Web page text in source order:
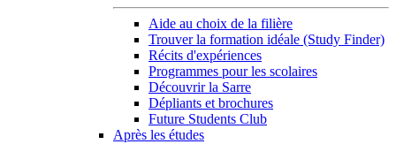
Aide au choix de la filière
Trouver la formation idéale (Study Finder)
Récits d'expériences
Programmes pour les scolaires
Découvrir la Sarre
Dépliants et brochures
Future Students Club
Après les études